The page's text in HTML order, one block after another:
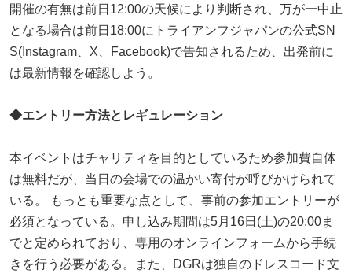
開催の有無は前日12:00の天候により判断され、万が一中止
となる場合は前日18:00にトライアンフジャパンの公式SN
S(Instagram、X、Facebook)で告知されるため、出発前に
は最新情報を確認しよう。
◆エントリー方法とレギュレーション
本イベントはチャリティを目的としているため参加費自体
は無料だが、当日の会場での温かい寄付が呼びかけられて
いる。 もっとも重要な点として、事前の参加エントリーが
必須となっている。申し込み期間は5月16日(土)の20:00ま
でと定められており、専用のオンラインフォームから手続
きを行う必要がある。また、DGRは独自のドレスコード文